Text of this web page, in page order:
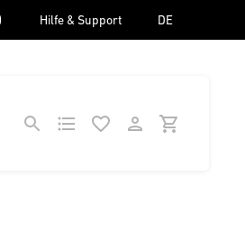
Hilfe & Support DE